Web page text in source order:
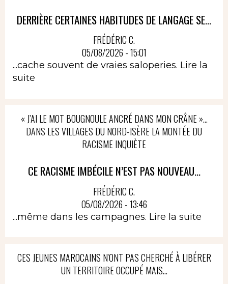
DERRIÈRE CERTAINES HABITUDES DE LANGAGE SE...
FRÉDÉRIC C.
05/08/2026 - 15:01
...cache souvent de vraies saloperies. Lire la
suite
« J’AI LE MOT BOUGNOULE ANCRÉ DANS MON CRÂNE »…
DANS LES VILLAGES DU NORD-ISÈRE LA MONTÉE DU
RACISME INQUIÈTE
CE RACISME IMBÉCILE N’EST PAS NOUVEAU...
FRÉDÉRIC C.
05/08/2026 - 13:46
...même dans les campagnes. Lire la suite
CES JEUNES MAROCAINS N'ONT PAS CHERCHÉ À LIBÉRER
UN TERRITOIRE OCCUPÉ MAIS...